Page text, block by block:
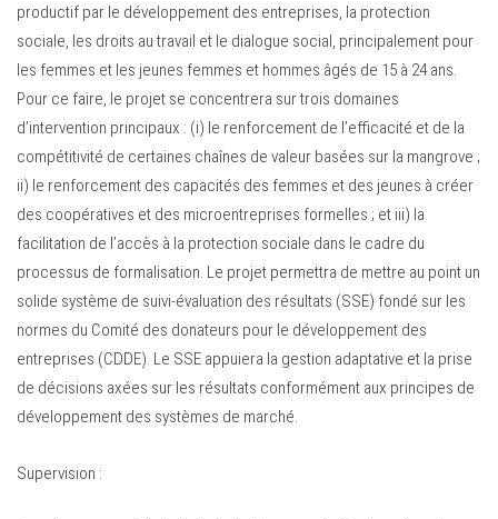
productif par le développement des entreprises, la protection
sociale, les droits au travail et le dialogue social, principalement pour
les femmes et les jeunes femmes et hommes âgés de 15 à 24 ans.
Pour ce faire, le projet se concentrera sur trois domaines
d’intervention principaux : (i) le renforcement de l’efficacité et de la
compétitivité de certaines chaînes de valeur basées sur la mangrove ;
ii) le renforcement des capacités des femmes et des jeunes à créer
des coopératives et des microentreprises formelles ; et iii) la
facilitation de l’accès à la protection sociale dans le cadre du
processus de formalisation. Le projet permettra de mettre au point un
solide système de suivi-évaluation des résultats (SSE) fondé sur les
normes du Comité des donateurs pour le développement des
entreprises (CDDE). Le SSE appuiera la gestion adaptative et la prise
de décisions axées sur les résultats conformément aux principes de
développement des systèmes de marché.
Supervision :